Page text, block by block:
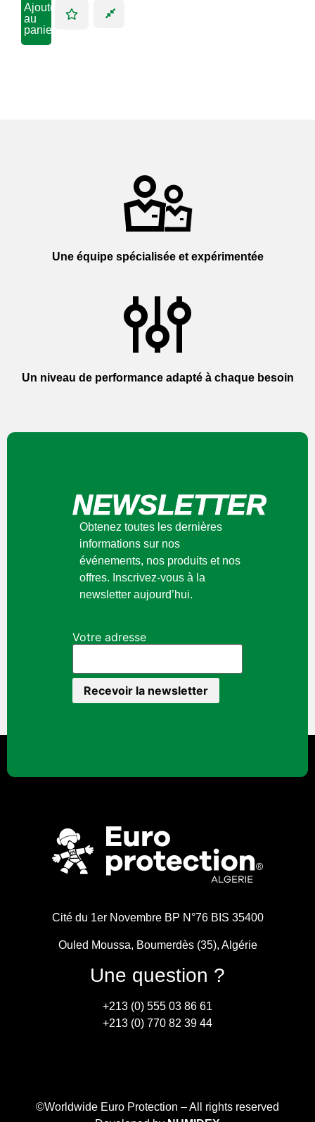
Ajouter
au
panier
Une équipe spécialisée et expérimentée
Un niveau de performance adapté à chaque besoin
NEWSLETTER
Obtenez toutes les dernières
informations sur nos
événements, nos produits et nos
offres. Inscrivez-vous à la
newsletter aujourd’hui.
Votre adresse
Cité du 1er Novembre BP N°76 BIS 35400
Ouled Moussa, Boumerdès (35), Algérie
Une question ?
+213 (0) 555 03 86 61
+213 (0) 770 82 39 44
©Worldwide Euro Protection – All rights reserved